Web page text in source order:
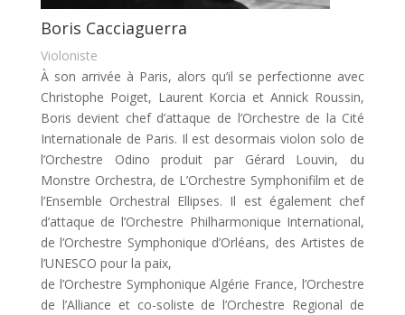
Boris Cacciaguerra
Violoniste
À son arrivée à Paris, alors qu’il se perfectionne avec
Christophe Poiget, Laurent Korcia et Annick Roussin,
Boris devient chef d’attaque de l’Orchestre de la Cité
Internationale de Paris. Il est desormais violon solo de
l’Orchestre Odino produit par Gérard Louvin, du
Monstre Orchestra, de L’Orchestre Symphonifilm et de
l’Ensemble Orchestral Ellipses. Il est également chef
d’attaque de l’Orchestre Philharmonique International,
de l’Orchestre Symphonique d’Orléans, des Artistes de
l’UNESCO pour la paix,
de l’Orchestre Symphonique Algérie France, l’Orchestre
de l’Alliance et co-soliste de l’Orchestre Regional de